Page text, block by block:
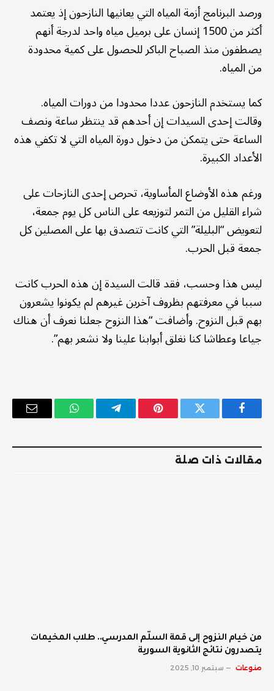
ورصد البرنامج أزمة المياه التي يعانيها النازحون إذ يعتمد
أكثر من 1500 إنسان على برميل مياه واحد لدرجة أنهم
يصطفون منذ الصباح الباكر للحصول على كمية محدودة
من المياه.
كما يستخدم النازحون عددا محدودا من دورات المياه.
وقالت إحدى السيدات إن أحدهم قد ينتظر ساعة ونصف
الساعة حتى يتمكن من دخول دورة المياه التي لا تكفي هذه
الأعداد الكبيرة.
ورغم هذه الأوضاع المأساوية، تحرص إحدى النازحات على
شراء القليل من التمر لتوزيعه على الناس كل يوم جمعة،
لتعويض “البليلة” التي كانت تتصدق بها على المصلين كل
جمعة قبل الحرب.
ليس هذا وحسب، فقد قالت السيدة إن هذه الحرب كانت
سببا في معرفتهم بظروف آخرين غيرهم لم يكونوا يشعرون
بهم قبل النزوح. وأضافت “هذا النزوح جعلنا نعرف أن هناك
جياعا وعطاشا كنا نغلق أبوابنا علينا ولا نشعر بهم”.
فيسبوك تويتر بينتيريستتيلقرام واتساب
البريد
مقالات ذات صلة
من خيام النزوح إلى قمة السلّم المدرسي.. طلاب المخيمات
يتصدرون نتائج الثانوية السورية
منوعات سبتمبر 10, 2025